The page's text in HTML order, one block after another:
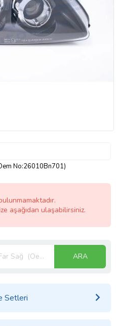
(N16) 2003 2006 Far Sağ (Oem No:26010Bn701)
aşağıdan ulaşabilirsiniz.
ARA
Setleri